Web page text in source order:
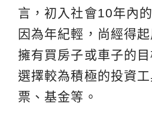
言，初入社會10年內
因為年紀輕，尚經得
擁有買房子或車子的
選擇較為積極的投資
票、基金等。